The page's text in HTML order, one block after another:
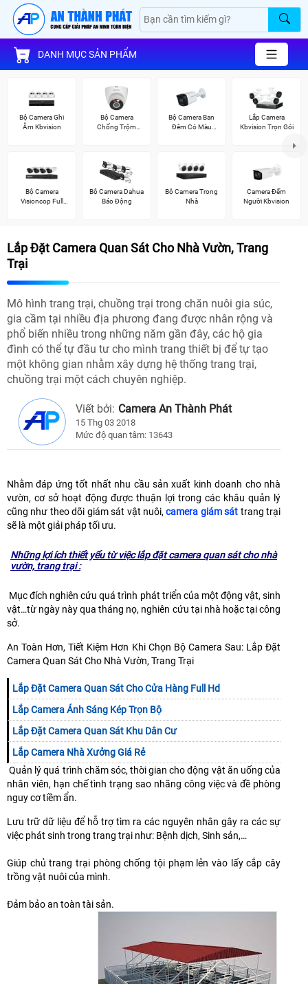
DANH MỤC SẢN PHẨM
Bộ Camera Ghi
Âm Kbvision
Bộ Camera
Chống Trộm
Bộ Camera Ban
Đêm Có Màu
Lắp Camera
Kbvision Trọn Gói
Bộ Camera
Visioncop Full
Bộ Camera Dahua
Báo Động
Bộ Camera Trong
Nhà
Camera Đếm
Người Kbvision
Lắp Đặt Camera Quan Sát Cho Nhà Vườn, Trang
Trại
Mô hình trang trại, chuồng trại trong chăn nuôi gia súc,
gia cầm tại nhiều địa phương đang được nhân rộng và
phổ biến nhiều trong những năm gần đây, các hộ gia
đình có thể tự đầu tư cho mình trang thiết bị để tự tạo
một không gian nhằm xây dựng hệ thống trang trại,
chuồng trại một cách chuyên nghiệp.
Viết bởi: Camera An Thành Phát
15 Thg 03 2018
Mức độ quan tâm: 13643
Nhằm đáp ứng tốt nhất nhu cầu sản xuất kinh doanh cho nhà
vườn, cơ sở hoạt động được thuận lợi trong các khâu quản lý
cũng như theo dõi giám sát vật nuôi,camera giám sát trang trại
sẽ là một giải pháp tối ưu.
Những lợi ích thiết yếu từ việc lắp đặt camera quan sát cho nhà
vườn, trang trại :
Mục đích nghiên cứu quá trình phát triển của một động vật, sinh
vật…từ ngày này qua tháng nọ, nghiên cứu tại nhà hoặc tại công
sở.
An Toàn Hơn, Tiết Kiệm Hơn Khi Chọn Bộ Camera Sau: Lắp Đặt
Camera Quan Sát Cho Nhà Vườn, Trang Trại
Lắp Đặt Camera Quan Sát Cho Cửa Hàng Full Hd
Lắp Camera Ánh Sáng Kép Trọn Bộ
Lắp Đặt Camera Quan Sát Khu Dân Cư
Lắp Camera Nhà Xưởng Giá Rẻ
Quản lý quá trình chăm sóc, thời gian cho động vật ăn uống của
nhân viên, hạn chế tình trạng sao nhãng công việc và đề phòng
nguy cơ tiềm ẩn.
Lưu trữ dữ liệu để hỗ trợ tìm ra các nguyên nhân gây ra các sự
việc phát sinh trong trang trại như: Bệnh dịch, Sinh sản,…
Giúp chủ trang trại phòng chống tội phạm lẻn vào lấy cắp cây
trồng vật nuôi của mình.
Đảm bảo an toàn tài sản.